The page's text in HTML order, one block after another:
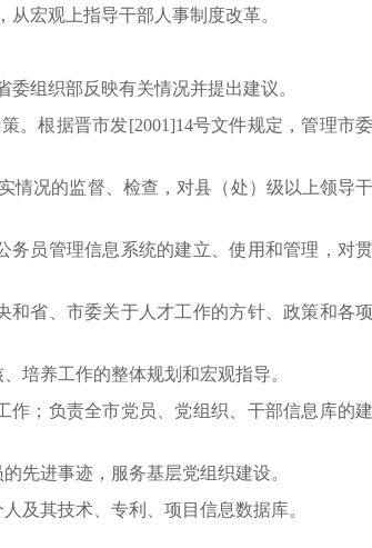
宏观上指导干部人事制度改革。
组织部反映有关情况并提出建议。
。根据晋市发[2001]14号文件规定，管理市
情况的监督、检查，对县（处）级以上领导
务员管理信息系统的建立、使用和管理，对
和省、市委关于人才工作的方针、政策和各
培养工作的整体规划和宏观指导。
作；负责全市党员、党组织、干部信息库的
员的先进事迹，服务基层党组织建设。
及其技术、专利、项目信息数据库。